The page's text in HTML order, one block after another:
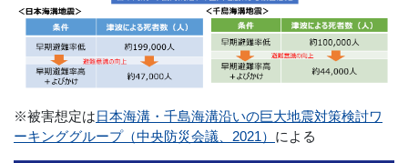
※被害想定は日本海溝・千島海溝沿いの巨大地震対策検討ワ
ーキンググループ（中央防災会議、2021） による